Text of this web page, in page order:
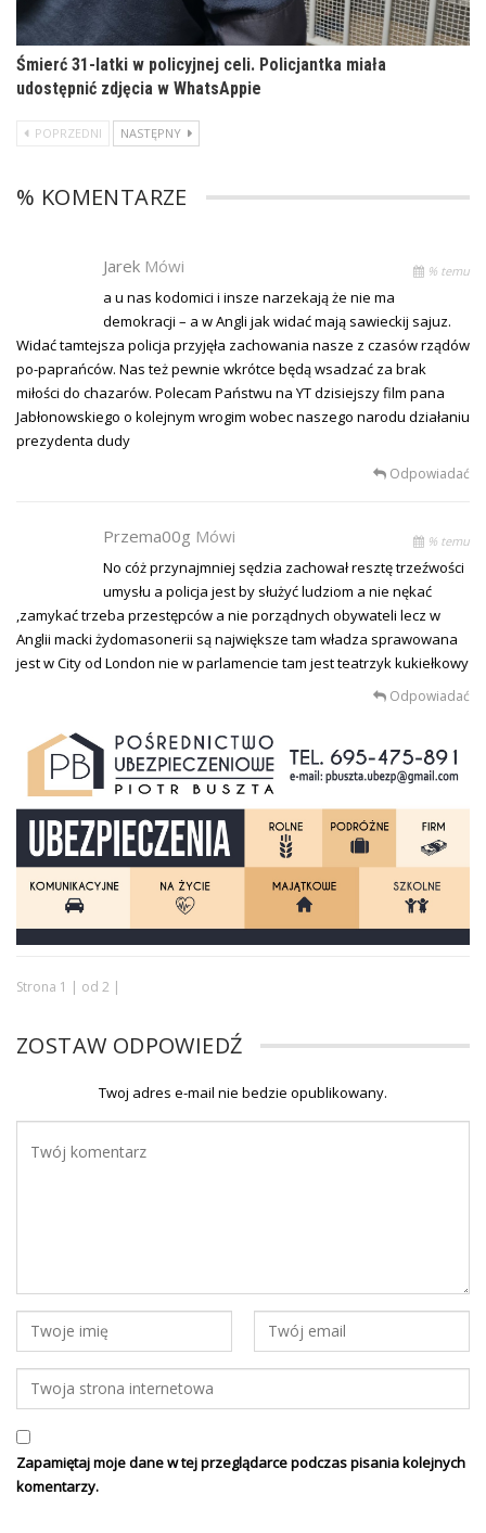
Śmierć 31-latki w policyjnej celi. Policjantka miała
udostępnić zdjęcia w WhatsAppie
POPRZEDNI NASTĘPNY
% KOMENTARZE
Jarek Mówi % temu
a u nas kodomici i insze narzekają że nie ma
demokracji – a w Angli jak widać mają sawieckij sajuz.
Widać tamtejsza policja przyjęła zachowania nasze z czasów rządów
po-paprańców. Nas też pewnie wkrótce będą wsadzać za brak
miłości do chazarów. Polecam Państwu na YT dzisiejszy film pana
Jabłonowskiego o kolejnym wrogim wobec naszego narodu działaniu
prezydenta dudy
Odpowiadać
Przema00g Mówi % temu
No cóż przynajmniej sędzia zachował resztę trzeźwości
umysłu a policja jest by służyć ludziom a nie nękać
,zamykać trzeba przestępców a nie porządnych obywateli lecz w
Anglii macki żydomasonerii są największe tam władza sprawowana
jest w City od London nie w parlamencie tam jest teatrzyk kukiełkowy
Odpowiadać
Strona 1 | od 2 |
ZOSTAW ODPOWIEDŹ
Twoj adres e-mail nie bedzie opublikowany.
Zapamiętaj moje dane w tej przeglądarce podczas pisania kolejnych
komentarzy.